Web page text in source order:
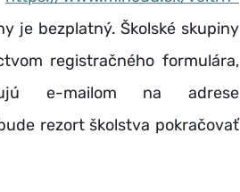
je bezplatný. Školské skupiny
registračného formulára,
e-mailom na adrese
rezort školstva pokračovať